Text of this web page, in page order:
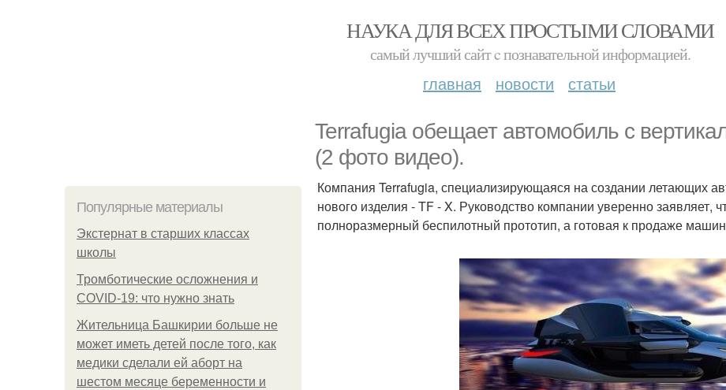
НАУКА ДЛЯ ВСЕХ ПРОСТЫМИ СЛОВАМИ
самый лучший сайт c познавательной информацией.
главная новости статьи
Terrafugia обещает автомобиль с
(2 фото видео).
Популярные материалы
Экстернат в старших классах
школы
Тромботические осложнения и
COVID-19: что нужно знать
Жительница Башкирии больше не
может иметь детей после того, как
медики сделали ей аборт на
шестом месяце беременности и
Компания Terrafugia, специализирующаяся на создании летающих
нового изделия - TF - X. Руководство компании уверенно заявляет,
полноразмерный беспилотный прототип, а готовая к продаже